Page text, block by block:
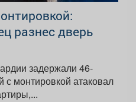
разнес дверь
задержали 46-
с монтировкой атаковал